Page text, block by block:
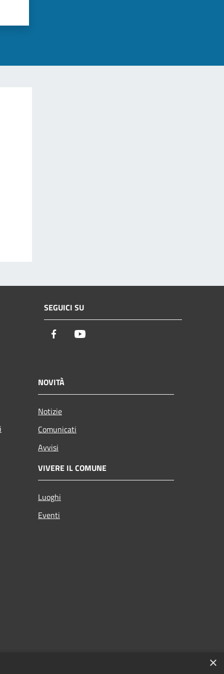
SEGUICI SU
Facebook
NOVITÀ
Notizie
Comunicati
Avvisi
VIVERE IL COMUNE
Luoghi
Eventi
×